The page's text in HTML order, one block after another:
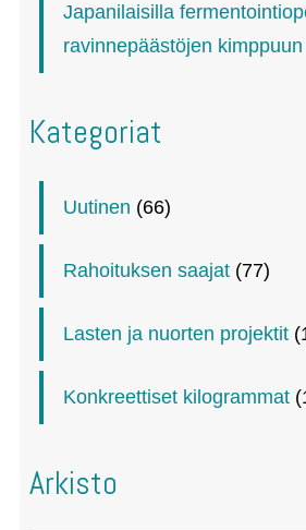
Japanilaisilla
ravinnepäästöjen kimppuun
Kategoriat
Uutinen (66)
Rahoituksen saajat (77)
Lasten ja nuorten projektit
Konkreettiset kilogrammat
Arkisto